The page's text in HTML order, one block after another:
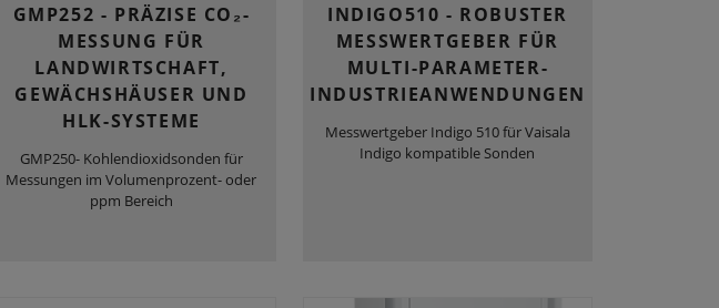
GMP252 - PRÄZISE CO₂-
MESSUNG FÜR
LANDWIRTSCHAFT,
GEWÄCHSHÄUSER UND
HLK-SYSTEME
GMP250- Kohlendioxidsonden für
Messungen im Volumenprozent- oder
ppm Bereich
INDIGO510 - ROBUSTER
MESSWERTGEBER FÜR
MULTI-PARAMETER-
INDUSTRIEANWENDUNGEN
Messwertgeber Indigo 510 für Vaisala
Indigo kompatible Sonden